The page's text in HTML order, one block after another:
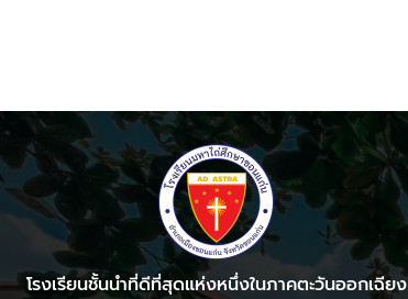
โรงเรียนชั้นนำที่ดีที่สุดแห่งหนึ่งในภาคตะวันออกเฉียง